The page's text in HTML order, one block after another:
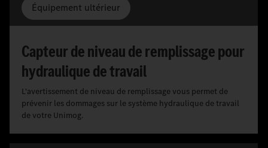
Équipement ultérieur
Capteur de niveau de remplissage pour
hydraulique de travail
L'avertissement de niveau de remplissage vous permet de
prévenir les dommages sur le système hydraulique de travail
de votre Unimog.